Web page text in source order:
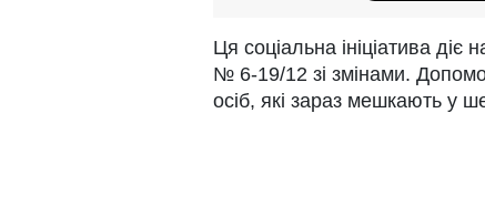
Ця соціальна ініціатива діє
№ 6-19/12 зі змінами.
осіб, які зараз мешкають у